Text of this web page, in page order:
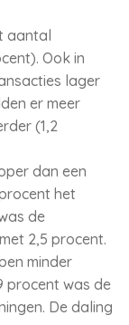
aantal
Ook in
lager
er meer
(1,2
dan een
het
de
2,5 procent.
minder
procent was de
De daling